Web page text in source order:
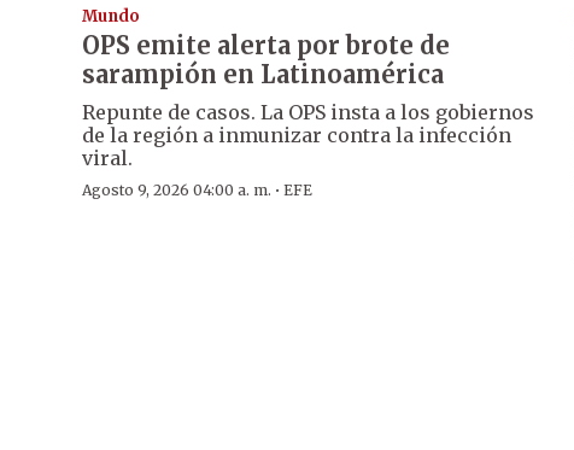
Mundo
OPS emite alerta por brote de
sarampión en Latinoamérica
Repunte de casos. La OPS insta a los gobiernos
de la región a inmunizar contra la infección
viral.
Agosto 9, 2026 04:00 a. m. · EFE